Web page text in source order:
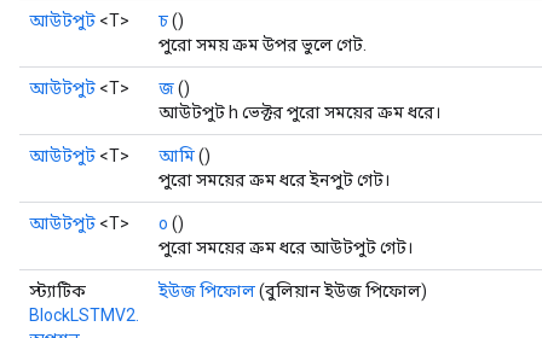
আউটপুট <T> চ()
পুরো সময় ক্রম উপর ভুলে গেট.
আউটপুট <T> জ()
আউটপুট h ভেক্টর পুরো সময়ের ক্রম ধরে।
আউটপুট <T> আমি()
পুরো সময়ের ক্রম ধরে ইনপুট গেট।
আউটপুট <T> o ()
পুরো সময়ের ক্রম ধরে আউটপুট গেট।
স্ট্যাটিক
BlockLSTMV2.
ইউজ পিফোল(বুলিয়ান ইউজ পিফোল)